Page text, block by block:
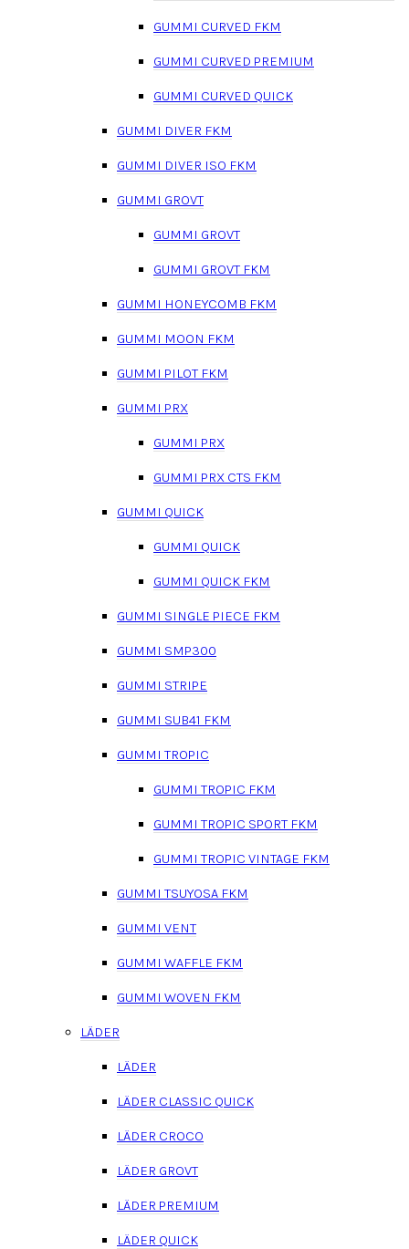
GUMMI CURVED FKM
GUMMI CURVED PREMIUM
GUMMI CURVED QUICK
GUMMI DIVER FKM
GUMMI DIVER ISO FKM
GUMMI GROVT
GUMMI GROVT
GUMMI GROVT FKM
GUMMI HONEYCOMB FKM
GUMMI MOON FKM
GUMMI PILOT FKM
GUMMI PRX
GUMMI PRX
GUMMI PRX CTS FKM
GUMMI QUICK
GUMMI QUICK
GUMMI QUICK FKM
GUMMI SINGLE PIECE FKM
GUMMI SMP300
GUMMI STRIPE
GUMMI SUB41 FKM
GUMMI TROPIC
GUMMI TROPIC FKM
GUMMI TROPIC SPORT FKM
GUMMI TROPIC VINTAGE FKM
GUMMI TSUYOSA FKM
GUMMI VENT
GUMMI WAFFLE FKM
GUMMI WOVEN FKM
LÄDER
LÄDER
LÄDER CLASSIC QUICK
LÄDER CROCO
LÄDER GROVT
LÄDER PREMIUM
LÄDER QUICK